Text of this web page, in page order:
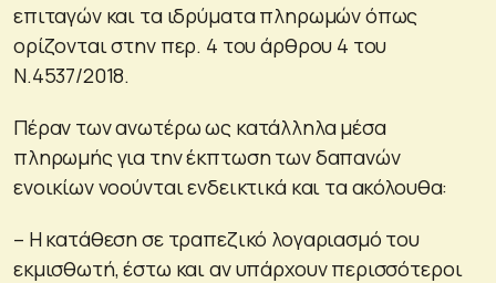
επιταγών και τα ιδρύματα πληρωμών όπως
ορίζονται στην περ. 4 του άρθρου 4 του
Ν.4537/2018.
Πέραν των ανωτέρω ως κατάλληλα μέσα
πληρωμής για την έκπτωση των δαπανών
ενοικίων νοούνται ενδεικτικά και τα ακόλουθα:
– Η κατάθεση σε τραπεζικό λογαριασμό του
εκμισθωτή, έστω και αν υπάρχουν περισσότεροι